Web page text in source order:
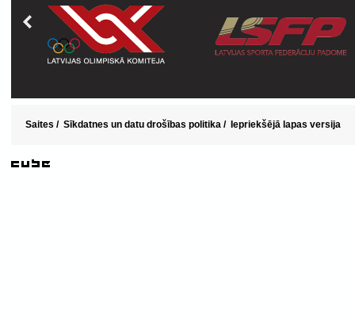
Saites / Sīkdatnes un datu drošības politika / Iepriekšējā lapas versija